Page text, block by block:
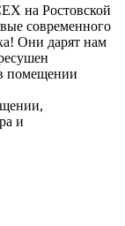
на Ростовской
современного
Они дарят нам
помещении
и